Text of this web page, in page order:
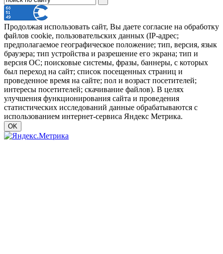
Продолжая использовать сайт, Вы даете согласие на обработку
файлов cookie, пользовательских данных (IP-адрес;
предполагаемое географическое положение; тип, версия, язык
браузера; тип устройства и разрешение его экрана; тип и
версия ОС; поисковые системы, фразы, баннеры, с которых
был переход на сайт; список посещенных страниц и
проведенное время на сайте; пол и возраст посетителей;
интересы посетителей; скачивание файлов). В целях
улучшения функционирования сайта и проведения
статистических исследований данные обрабатываются с
использованием интернет-сервиса Яндекс Метрика.
OK